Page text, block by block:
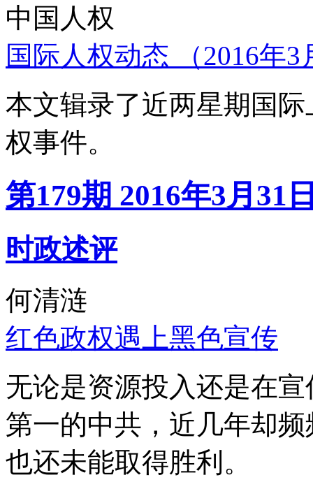
中国人权
国际人权动态 （2016年
本文辑录了近两星期国
权事件。
第179期 2016年3月31
时政述评
何清涟
红色政权遇上黑色宣传
无论是资源投入还是在
第一的中共，近几年却
也还未能取得胜利。